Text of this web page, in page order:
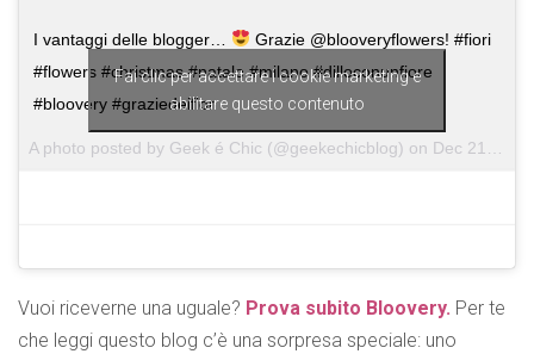
I vantaggi delle blogger…
Grazie @blooveryflowers! #fiori
#flowers #christmas #natale #milano #dilloconunfiore
#bloovery #graziedeifior
A photo posted by Geek é Chic (@geekechicblog) on Dec 21, 2016 at 12:39am PST
Fai clic per accettare i cookie marketing e
abilitare questo contenuto
Vuoi riceverne una uguale? Prova subito Bloovery. Per te
che leggi questo blog c’è una sorpresa speciale: uno